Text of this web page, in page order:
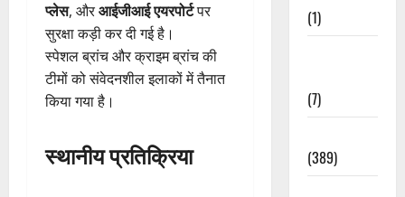
प्लेस, औरआईजीआई एयरपोर्टपर
सुरक्षा कड़ी कर दी गई है।
स्पेशल ब्रांच और क्राइम ब्रांच की
टीमों को संवेदनशील इलाकों में तैनात
किया गया है।
स्थानीय प्रतिक्रिया
(1)
(7)
(389)